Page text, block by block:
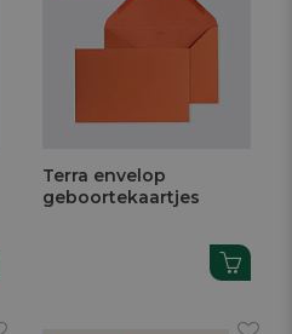
Terra envelop
geboortekaartjes